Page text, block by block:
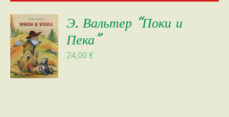
Э. Вальтер “Поки и
Пека”
24,00€